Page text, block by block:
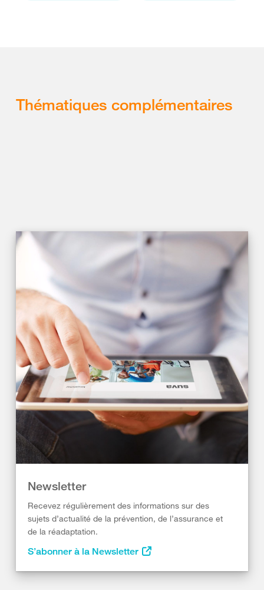
Thématiques complémentaires
Newsletter
Recevez régulièrement des informations sur des
sujets d’actualité de la prévention, de l’assurance et
de la réadaptation.
S’abonner à la Newsletter